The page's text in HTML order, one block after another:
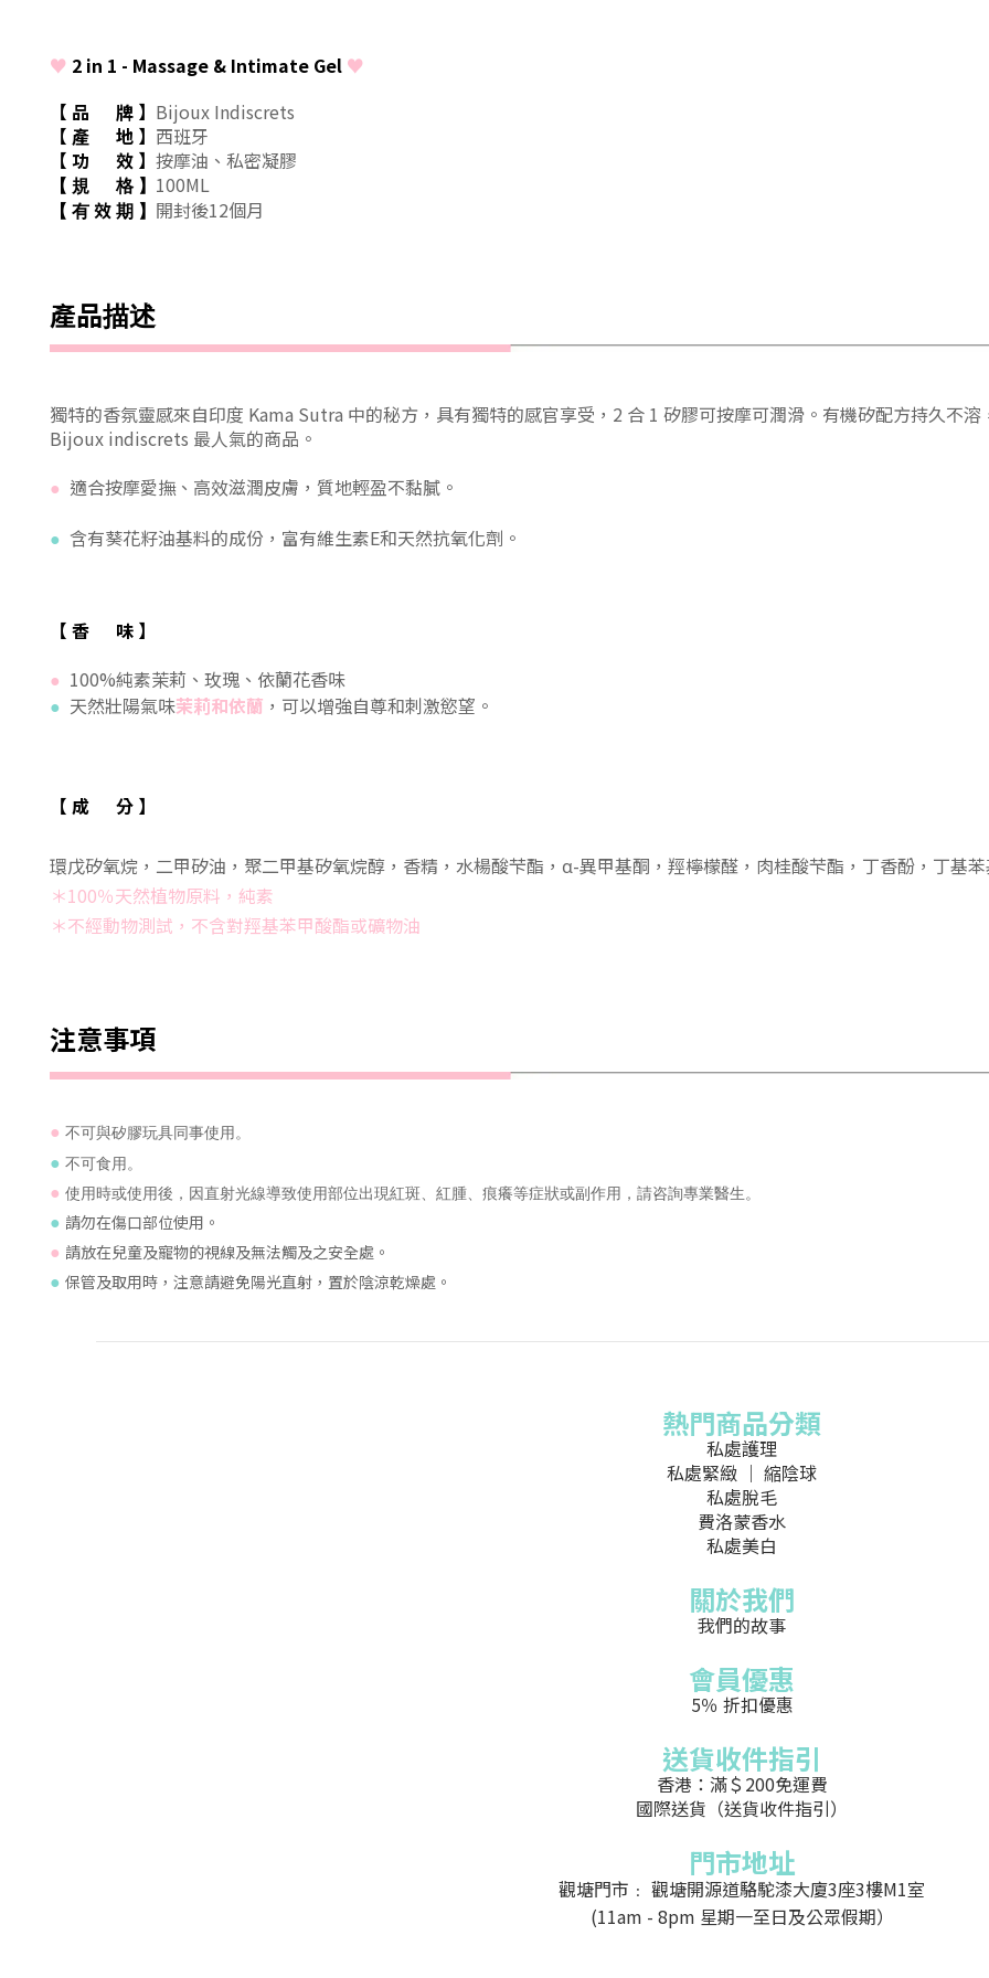
♥ 2 in 1 - Massage & Intimate Gel ♥
【 品 牌 】 Bijoux Indiscrets
【 產 地 】 西班牙
【 功 效 】 按摩油、私密凝膠
【 規 格 】 100ML
【 有效期 】 開封後12個月
產品描述
獨特的香氛靈感來自印度 Kama Sutra 中的秘方， 具有獨特的感官享受， 2 合 1 矽膠可按摩可潤滑。有機矽配方持久不
Bijoux indiscrets 最人氣的商品。
● 適合按摩愛撫、高效滋潤皮膚，質地輕盈不黏膩。
● 含有葵花籽油基料的成份，富有維生素E和天然抗氧化劑。
【 香 味 】
● 100%純素茉莉、玫瑰、依蘭花香味
● 天然壯陽氣味茉莉和依蘭 ，可以增強自尊和刺激慾望。
【 成 分 】
環戊矽氧烷，二甲矽油，聚二甲基矽氧烷醇，香精，水楊酸芐酯，α-異甲基酮，羥檸檬醛，肉桂酸芐酯，丁香酚，丁基
＊100％天然植物原料， 純素
＊不經動物測試，不含對羥基苯甲酸酯或礦物油
注意事項
● 不可與矽膠玩具同事使用。
● 不可食用。
● 使用時或使用後，因直射光線導致使用部位出現紅斑、紅腫、痕癢等症狀或副作用，請咨詢專業醫生。
● 請勿在傷口部位使用。
● 請放在兒童及寵物的視線及無法觸及之安全處 。
● 保管及取用時，注意請避免陽光直射， 置於陰涼乾燥處 。
熱門商品分類
私處護理
私處緊緻 ｜ 縮陰球
私處脫毛
費洛蒙香水
私處美白
關於我們
我們的故事
會員優惠
5％ 折扣優惠
送貨收件指引
香港：滿＄200免運費
國際送貨（送貨收件指引）
門市地址
觀塘門市﹕ 觀塘開源道駱駝漆大廈3座3樓M1室
(11am - 8pm 星期一至日及公眾假期）